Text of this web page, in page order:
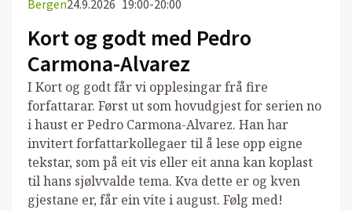
Bergen24.9.2026 19:00-20:00
Kort og godt med Pedro
Carmona-Alvarez
I Kort og godt får vi opplesingar frå fire
forfattarar. Først ut som hovudgjest for serien no
i haust er Pedro Carmona-Alvarez. Han har
invitert forfattarkollegaer til å lese opp eigne
tekstar, som på eit vis eller eit anna kan koplast
til hans sjølvvalde tema. Kva dette er og kven
gjestane er, får ein vite i august. Følg med!